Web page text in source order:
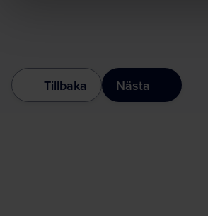
Tillbaka Nästa